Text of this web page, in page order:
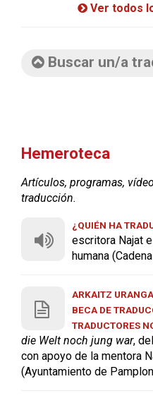
Ver todos
Buscar un/a
Hemeroteca
Artículos, programas,
traducción.
¿QUIÉN HA
escritora Najat
humana
ARKAITZ
BECA DE
TRADUCTORES
die Welt noch jung war,
con apoyo de la mentora
(Ayuntamiento de